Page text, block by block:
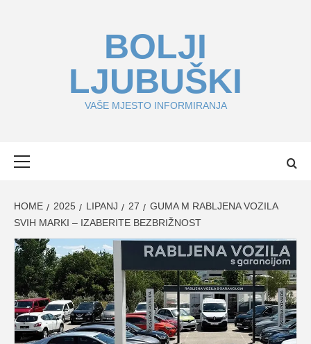
BOLJI
LJUBUŠKI
VAŠE MJESTO INFORMIRANJA
HOME 2025 LIPANJ 27
GUMA M RABLJENA VOZILA
SVIH MARKI – IZABERITE BEZBRIŽNOST